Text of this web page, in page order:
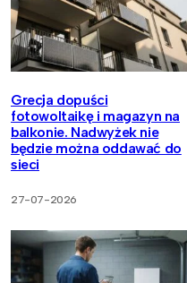
Grecja dopuści
fotowoltaikę i magazyn na
balkonie. Nadwyżek nie
będzie można oddawać do
sieci
27-07-2026